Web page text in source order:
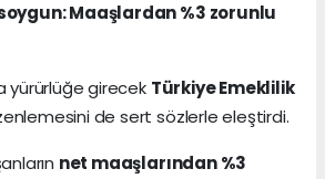
Maaşlardan %3 zorunlu
yürürlüğe girecek Türkiye Emeklilik
de sert sözlerle eleştirdi.
net maaşlarından %3